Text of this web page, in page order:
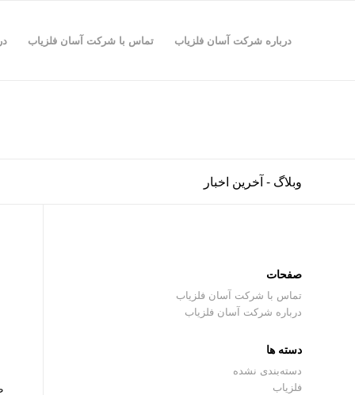
درباره شرکت آسان فلزیاب تماس با شرکت آسان فلزیاب
وبلاگ - آخرین اخبار
صفحات
تماس با شرکت آسان فلزیاب
درباره شرکت آسان فلزیاب
دسته ها
دسته‌بندی نشده
فلزیاب